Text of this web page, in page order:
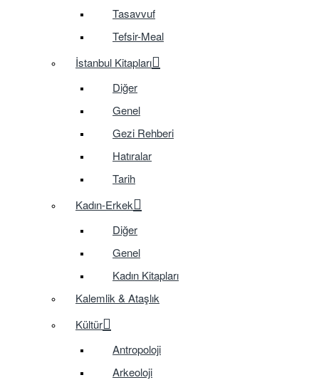
Tasavvuf
Tefsir-Meal
İstanbul Kitapları
Diğer
Genel
Gezi Rehberi
Hatıralar
Tarih
Kadın-Erkek
Diğer
Genel
Kadın Kitapları
Kalemlik & Ataşlık
Kültür
Antropoloji
Arkeoloji